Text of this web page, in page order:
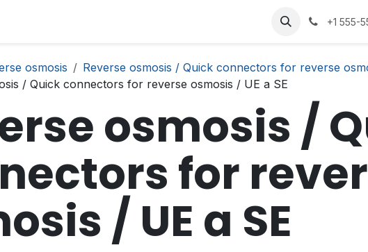
+1 555-
osmosis
Reverse osmosis / Quick connectors for reverse
/ Quick connectors for reverse osmosis / UE a SE
osmosis /
for
/ UE a SE